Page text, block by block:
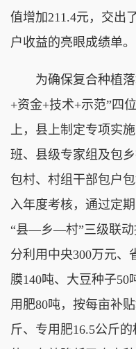
值增加211.4元，交出
户收益的亮眼成绩单。
为确保复合种植落
+资金+技术+示范”四
上，县上制定专项实
班、县级专家组及包
包村、村组干部包户
入年度考核，通过定
“县—乡—村”三级联动
分利用中央300万元、
膜140吨、大豆种子50
用肥80吨，按每亩补
斤、专用肥16.5公斤